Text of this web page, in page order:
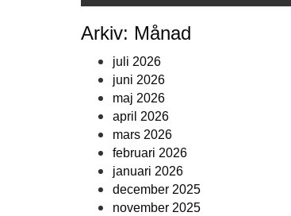
Arkiv: Månad
juli 2026
juni 2026
maj 2026
april 2026
mars 2026
februari 2026
januari 2026
december 2025
november 2025